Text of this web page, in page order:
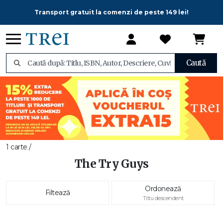
Transport gratuit la comenzi de peste 149 lei!
Caută
1 carte /
The Try Guys
Filtează Ordonează
Titlu descendent